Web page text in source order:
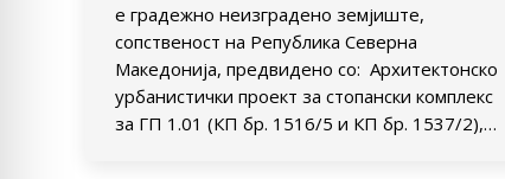
е градежно неизградено земјиште,
сопственост на Република Северна
Македонија, предвидено со: Архитектонско
урбанистички проект за стопански комплекс
за ГП 1.01 (КП бр. 1516/5 и КП бр. 1537/2),…